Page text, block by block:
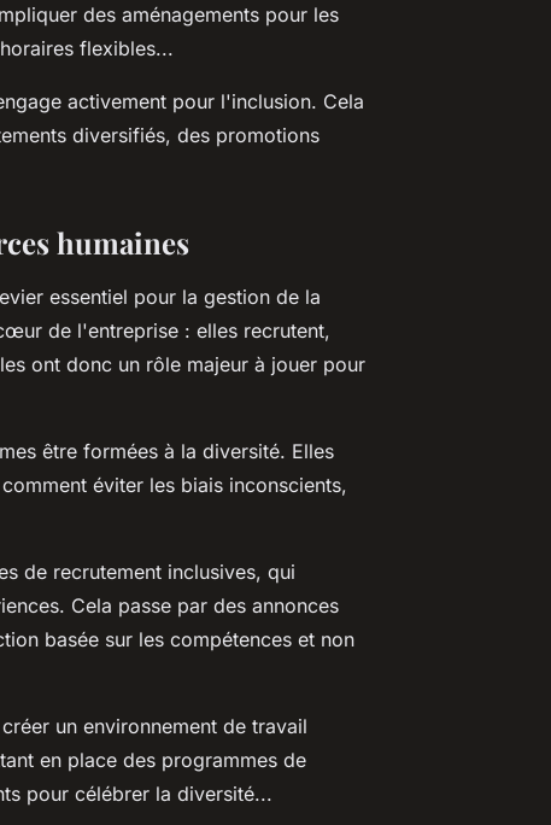
des aménagements pour les
flexibles...
activement pour l'inclusion. Cela
diversifiés, des promotions
humaines
essentiel pour la gestion de la
de l'entreprise : elles recrutent,
ont donc un rôle majeur à jouer pour
être formées à la diversité. Elles
éviter les biais inconscients,
de recrutement inclusives, qui
Cela passe par des annonces
basée sur les compétences et non
un environnement de travail
en place des programmes de
pour célébrer la diversité...